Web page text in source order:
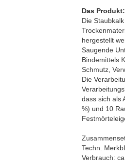
Das Produkt:
Die
hergestellt
Saugende
Bindemittels
Schmutz,
Die
dass sich als
%) und 10
Techn.
Verbrauch: